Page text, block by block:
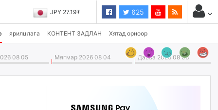
JPY 27.19₮ 625
ярилцлага КОНТЕНТ ЗАДЛАН Хятад орноор
08 05 Мягмар 2026 08 04 Даваа 2026 08 03